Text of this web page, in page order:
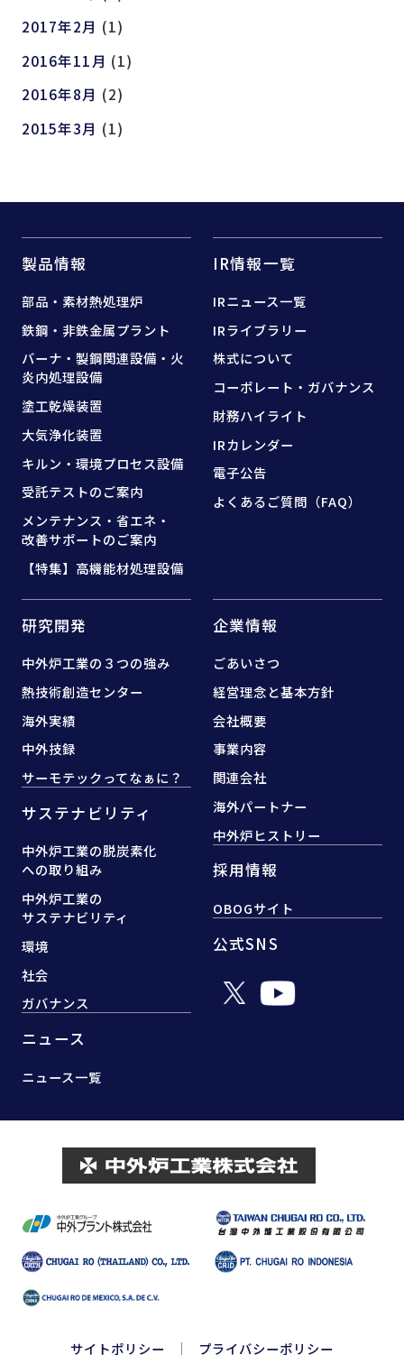
2017年2月 (1)
2016年11月 (1)
2016年8月 (2)
2015年3月 (1)
製品情報
部品・素材熱処理炉
鉄鋼・非鉄金属プラント
バーナ・製鋼関連設備・ 火
炎内処理設備
塗工乾燥装置
大気浄化装置
キルン・環境プロセス設備
受託テストのご案内
メンテナンス・省エネ・
改善サポートのご案内
【特集】高機能材処理設備
IR情報一覧
IRニュース一覧
IRライブラリー
株式について
コーポレート・ガバナンス
財務ハイライト
IRカレンダー
電子公告
よくあるご質問（FAQ）
研究開発
中外炉工業の３つの強み
熱技術創造センター
海外実績
中外技録
サーモテックってなぁに？
サステナビリティ
中外炉工業の脱炭素化
への取り組み
中外炉工業の
サステナビリティ
環境
社会
ガバナンス
ニュース
ニュース一覧
企業情報
ごあいさつ
経営理念と基本方針
会社概要
事業内容
関連会社
海外パートナー
中外炉ヒストリー
採用情報
OBOGサイト
公式SNS
サイトポリシー プライバシーポリシー